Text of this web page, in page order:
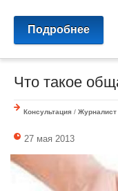
Подробнее
Что такое
Консультация / Журналист
27 мая 2013